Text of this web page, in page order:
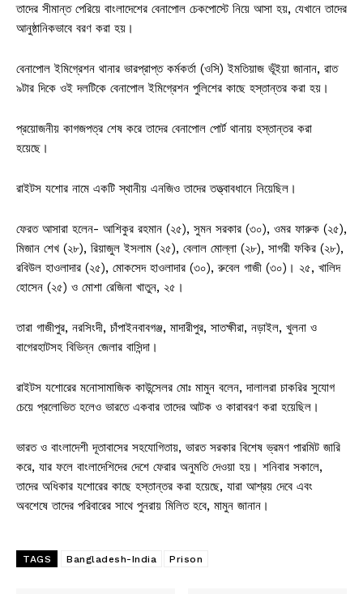
তাদের সীমান্ত পেরিয়ে বাংলাদেশের বেনাপোল চেকপোস্টে নিয়ে আসা হয়, যেখানে তাদের
আনুষ্ঠানিকভাবে বরণ করা হয়।
বেনাপোল ইমিগ্রেশন থানার ভারপ্রাপ্ত কর্মকর্তা (ওসি) ইমতিয়াজ ভূঁইয়া জানান, রাত
৯টার দিকে ওই দলটিকে বেনাপোল ইমিগ্রেশন পুলিশের কাছে হস্তান্তর করা হয়।
প্রয়োজনীয় কাগজপত্র শেষ করে তাদের বেনাপোল পোর্ট থানায় হস্তান্তর করা
হয়েছে।
রাইটস যশোর নামে একটি স্থানীয় এনজিও তাদের তত্ত্বাবধানে নিয়েছিল।
ফেরত আসারা হলেন- আশিকুর রহমান (২৫), সুমন সরকার (৩০), ওমর ফারুক (২৫),
মিজান শেখ (২৮), রিয়াজুল ইসলাম (২৫), বেলাল মোল্লা (২৮), সাগরী ফকির (২৮),
রবিউল হাওলাদার (২৫), মোকসেদ হাওলাদার (৩০), রুবেল গাজী (৩০)। ২৫, খালিদ
হোসেন (২৫) ও মোশা রেজিনা খাতুন, ২৫।
তারা গাজীপুর, নরসিংদী, চাঁপাইনবাবগঞ্জ, মাদারীপুর, সাতক্ষীরা, নড়াইল, খুলনা ও
বাগেরহাটসহ বিভিন্ন জেলার বাসিন্দা।
রাইটস যশোরের মনোসামাজিক কাউন্সেলর মোঃ মামুন বলেন, দালালরা চাকরির সুযোগ
চেয়ে প্রলোভিত হলেও ভারতে একবার তাদের আটক ও কারাবরণ করা হয়েছিল।
ভারত ও বাংলাদেশী দূতাবাসের সহযোগিতায়, ভারত সরকার বিশেষ ভ্রমণ পারমিট জারি
করে, যার ফলে বাংলাদেশিদের দেশে ফেরার অনুমতি দেওয়া হয়। শনিবার সকালে,
তাদের অধিকার যশোরের কাছে হস্তান্তর করা হয়েছে, যারা আশ্রয় দেবে এবং
অবশেষে তাদের পরিবারের সাথে পুনরায় মিলিত হবে, মামুন জানান।
TAGS Bangladesh-India Prison